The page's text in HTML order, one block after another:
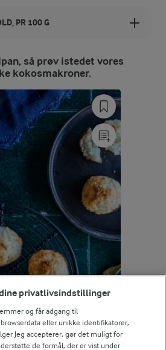
PR 100 G
så prøv istedet vores
kokosmakroner.
privatlivsindstillinger
og får adgang til
eller unikke identifikatorer,
Jeg accepterer, gør det muligt for
de formål, der er vist under